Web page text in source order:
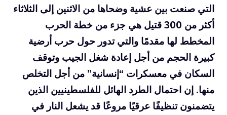
التي صنعت بين عشية وضحاها من الاثنين إلى الثلاثاء
أكثر من 300 قتيل هي جزء من خطة الحرب
المخطط لها مقدمًا والتي تدور حول حرب أرضية
كبيرة الحجم من أجل إعادة شغل الجيب وتوقف
السكان في معسكرات “إنسانية” من أجل التخلص
منها. إن احتمال الطرد الهائل للفلسطينيين الذين
يتضمنون تنظيفًا عرقيًا مروعًا قد يشعل النار في